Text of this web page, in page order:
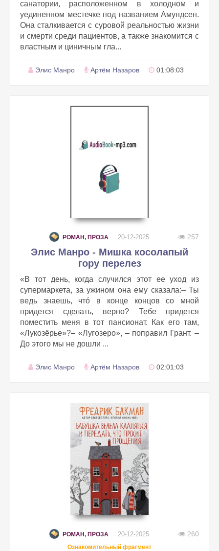
санатории, расположенном в холодном и
уединенном местечке под названием Амундсен.
Она сталкивается с суровой реальностью жизни
и смерти среди пациентов, а также знакомится с
властным и циничным гла...
Элис Манро Артём Назаров 01:08:03
РОМАН, ПРОЗА 20-12-2025 257
Элис Манро - Мишка косолапый
гору перелез
«В тот день, когда случился этот ее уход из
супермаркета, за ужином она ему сказала:– Ты
ведь знаешь, чтó в конце концов со мной
придется сделать, верно? Тебе придется
поместить меня в тот пансионат. Как его там,
«Лукозёрье»?– «Лугозеро», – поправил Грант. –
До этого мы не дошли ...
Элис Манро Артём Назаров 02:01:03
РОМАН, ПРОЗА 20-12-2025 260
Ознакомительный фрагмент